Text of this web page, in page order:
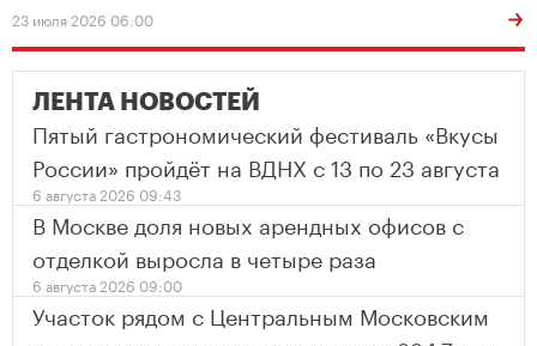
23 июля 2026 06:00
ЛЕНТА НОВОСТЕЙ
Пятый гастрономический фестиваль «Вкусы
России» пройдёт на ВДНХ с 13 по 23 августа
6 августа 2026 09:43
В Москве доля новых арендных офисов с
отделкой выросла в четыре раза
6 августа 2026 09:00
Участок рядом с Центральным Московским